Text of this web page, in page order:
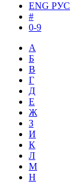
ENG РУС
#
0-9
А
Б
В
Г
Д
Е
Ж
З
И
К
Л
М
Н